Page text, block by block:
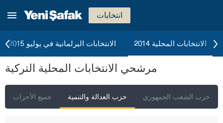
انتخابات
الانتخابات البرلمانية في يوليو 2015 الانتخابات المحلية 2014
مرشحي الانتخابات المحلية التركية
جميع الأحزاب حزب العدالة والتنمية حزب الشعب الجمهوري
إسطنبول
أنقرة
أضنة